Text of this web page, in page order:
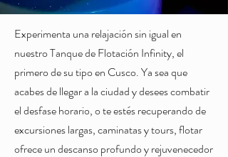
Experimenta una relajación sin igual en
nuestro Tanque de Flotación Infinity, el
primero de su tipo en Cusco. Ya sea que
acabes de llegar a la ciudad y desees combatir
el desfase horario, o te estés recuperando de
excursiones largas, caminatas y tours, flotar
ofrece un descanso profundo y rejuvenecedor